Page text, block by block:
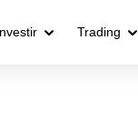
Trading